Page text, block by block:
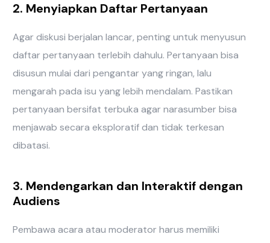
2. Menyiapkan Daftar Pertanyaan
Agar diskusi berjalan lancar, penting untuk menyusun
daftar pertanyaan terlebih dahulu. Pertanyaan bisa
disusun mulai dari pengantar yang ringan, lalu
mengarah pada isu yang lebih mendalam. Pastikan
pertanyaan bersifat terbuka agar narasumber bisa
menjawab secara eksploratif dan tidak terkesan
dibatasi.
3. Mendengarkan dan Interaktif dengan
Audiens
Pembawa acara atau moderator harus memiliki